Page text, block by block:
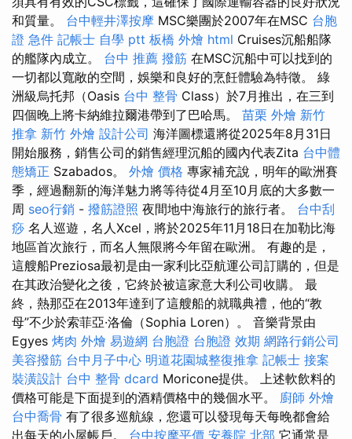
和質量。 台中輕井澤按摩 MSC樂團於2007年在MSC 台胞
證 急件 記帳士 自學 ptt 板橋 外燴 html Cruises沉船船隊
的艦隊內成立。 台中 推薦 撥筋 在MSC沉船中可以找到的
一切都以寬敞的空間，娛樂和良好的烹飪體驗為特徵。 綠
洲級烏托邦（Oasis 台中 整骨 Class）於7月推出，在三到
四個晚上將卡納維拉爾港帶到了巴哈馬。 苗栗 外燴 新竹
推拿 新竹 外燴 設計公司 海洋圖標還將從2025年8月31日
開始服務，銷售公司的銷售經理沉船的國內代表Zita 台中體
態矯正 Szabados。 外燴 價格 專家補充說，明年的歐洲賽
季，經過翻新的海洋魅力將等待從4月至10月底的大多數一
周 seo行銷 - 撥筋證照 夜間地中海旅行的旅行者。 台中刮
痧 名人巡遊，名人Xcel，將於2025年11月18日在加勒比海
地區首次旅行，而名人無限將今年留在歐洲。 有趣的是，
這艘船Preziosa最初是由一家利比亞航運公司訂購的，但是
在其政治變化之後，它終於被這家意大利公司收購。 最
終，熱那亞在2013年達到了這艘船的就職典禮，他的“教
母”不少於索菲亞·洛倫（Sophia Loren）。 音樂背景由
Egyes 烤肉 外燴 易遊網 台胞證 台胞證 效期 網路行銷公司
美容撥筋 台中月子中心 明道花園城整復推拿 記帳士 接案
裝潢設計 台中 整骨 dcard Moricone提供。 上述軟飲料的
價格可能是下面提到的酒精價格中的幾個水平。 廚師 外燴
台中喬骨 有了很多巡航線，您還可以發現每天每晚都會給
出每天的小屋帳戶。 台中按摩平價 安養院 北部 它通常是